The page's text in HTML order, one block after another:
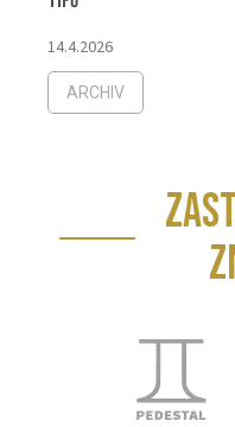
14.4.2026
ARCHIV